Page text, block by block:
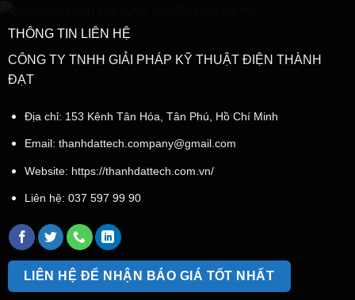
THÔNG TIN LIÊN HỆ
CÔNG TY TNHH GIẢI PHÁP KỸ THUẬT ĐIỆN THÀNH
ĐẠT
Địa chỉ: 153 Kênh Tân Hóa, Tân Phú, Hồ Chí Minh
Email: thanhdattech.company@gmail.com
Website: https://thanhdattech.com.vn/
Liên hệ: 037 597 99 90
LIÊN HỆ ĐỂ NHẬN BÁO GIÁ TỐT NHẤT